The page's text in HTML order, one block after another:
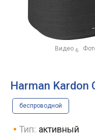
Видео 6
Harman Kardon
беспроводной
Тип: активный